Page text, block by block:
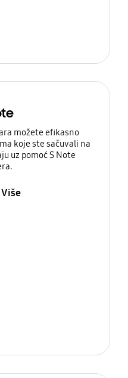
možete efikasno
koje ste sačuvali na
uz pomoć S Note